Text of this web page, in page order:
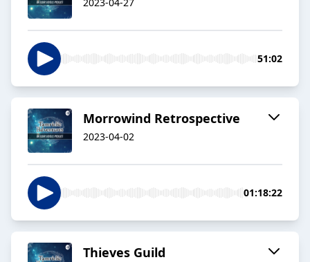
51:02
Morrowind Retrospective
2023-04-02
01:18:22
Thieves Guild